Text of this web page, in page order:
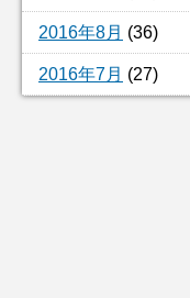
2016年8月 (36)
2016年7月 (27)